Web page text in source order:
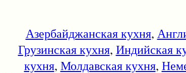
Азербайджанская кухня,
Грузинская кухня, Индийская
кухня, Молдавская кухня,